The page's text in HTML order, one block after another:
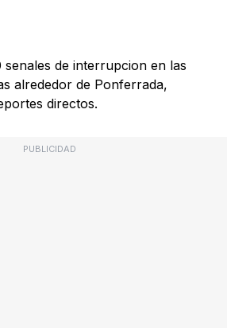
senales de interrupcion en las
alrededor de Ponferrada,
directos.
PUBLICIDAD